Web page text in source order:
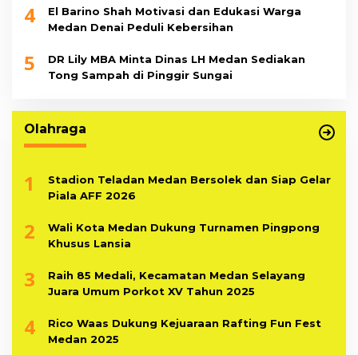
4
El Barino Shah Motivasi dan Edukasi Warga
Medan Denai Peduli Kebersihan
5
DR Lily MBA Minta Dinas LH Medan Sediakan
Tong Sampah di Pinggir Sungai
Olahraga
1
Stadion Teladan Medan Bersolek dan Siap Gelar
Piala AFF 2026
2
Wali Kota Medan Dukung Turnamen Pingpong
Khusus Lansia
3
Raih 85 Medali, Kecamatan Medan Selayang
Juara Umum Porkot XV Tahun 2025
4
Rico Waas Dukung Kejuaraan Rafting Fun Fest
Medan 2025